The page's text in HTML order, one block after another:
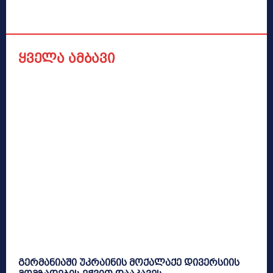
ყველა ამბავი
გერმანიაში უკრაინის მოქალაქე დივერსიის